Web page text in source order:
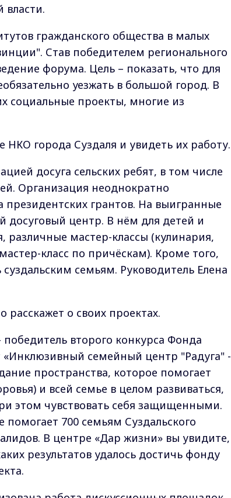
власти.
гражданского общества в малых
Став победителем регионального
форума. Цель – показать, что для
уезжать в большой город. В
проекты, многие из
города Суздаля и увидеть их работу.
досуга сельских ребят, в том числе
Организация неоднократно
грантов. На выигранные
досуговый центр. В нём для детей и
различные мастер-классы (кулинария,
класс по причёскам). Кроме того,
семьям. Руководитель Елена
о своих проектах.
второго конкурса Фонда
«Инклюзивный семейный центр "Радуга" -
пространства, которое помогает
и всей семье в целом развиваться,
этом чувствовать себя защищенными.
700 семьям Суздальского
В центре «Дар жизни» вы увидите,
результатов удалось достичь фонду